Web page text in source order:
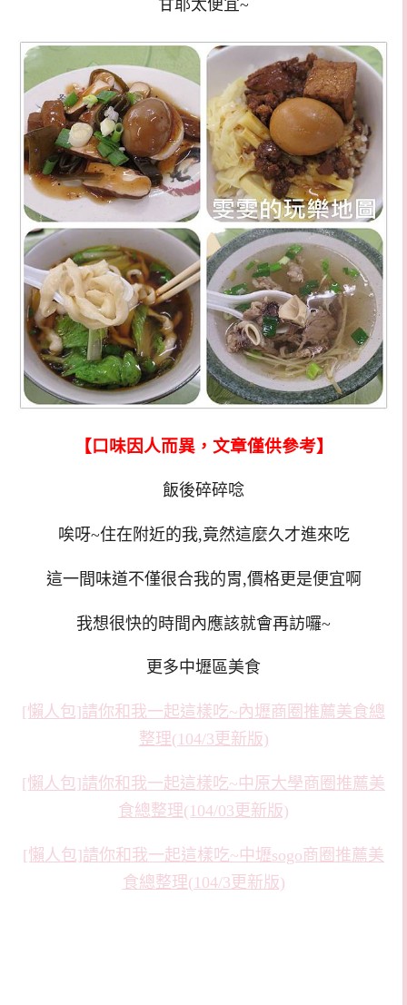
甘耶太便宜~
【口味因人而異，文章僅供參考】
飯後碎碎唸
唉呀~住在附近的我,竟然這麼久才進來吃
這一間味道不僅很合我的胃,價格更是便宜啊
我想很快的時間內應該就會再訪囉~
更多中壢區美食
[懶人包]請你和我一起這樣吃~內壢商圈推薦美食總
整理(104/3更新版)
[懶人包]請你和我一起這樣吃~中原大學商圈推薦美
食總整理(104/03更新版)
[懶人包]請你和我一起這樣吃~中壢sogo商圈推薦美
食總整理(104/3更新版)